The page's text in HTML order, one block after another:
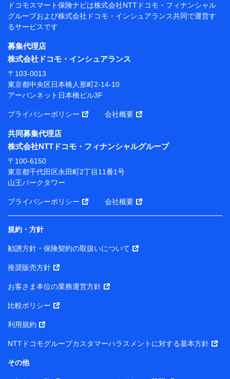
東京都千代田区永田町2丁目11番1号 山王パークタワー
株式会社NTTドコモ 代表取締役社長 前田 義晃
東京都中央区日本橋人形町2-14-10 アーバンネット日
本橋ビル 3F
長 吉村 忠義
※ 当社および株式会社NTTドコモは、お客さまの情報
ソナルデータ憲章」に定める行動原則を順守します 。
※ パーソナルデータダッシュボードの「第三者提供の
管理」の設定状態にかかわらず、共同利用する場合があ
ります。
※ dポイントクラブ会員ではないお客さま（2019年12
月11日以降、一度もdポイントクラブ会員であったこと
がないお客さまに限る）に関する、2019年12月10日以
前に取得した個人データは、こちら の利用目的の範囲内
当社は株式会社NTTドコモ・フィナンシャルグループ
との間で、以下のとおり個人データを共同利用しま
す。
【共同して利用される利用データの項目】
当社または株式会社NTTドコモ・フィナンシャルグルー
の個人データ
基本情報
性、連絡先、dポイントサービスのご利用に関する情報。例
所、dポイント残高、dポイント利用履歴などが含まれます。
ドコモスマート保険ナビは株式会社NTTドコモ・フィナンシャル
グループおよび株式会社ドコモ・インシュアランス共同で運営す
るサービスです
募集代理店
株式会社ドコモ・インシュアランス
〒103-0013
東京都中央区日本橋人形町2-14-10
アーバンネット日本橋ビル3F
プライバシーポリシー 会社概要
共同募集代理店
株式会社NTTドコモ・フィナンシャルグループ
〒100-6150
東京都千代田区永田町2丁目11番1号
山王パークタワー
プライバシーポリシー 会社概要
規約・方針
勧誘方針・保険契約の取扱いについて
推奨販売方針
お客さま本位の業務運営方針
比較ポリシー
利用規約
NTTドコモグループカスタマーハラスメントに対する基本方針
その他